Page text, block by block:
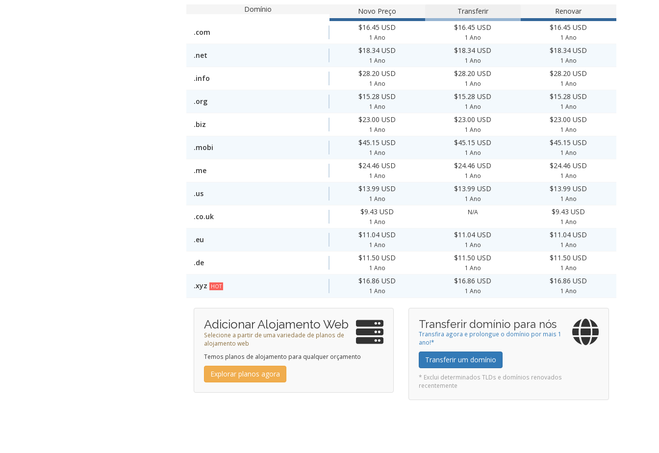
Domínio Novo Preço Transferir Renovar
.com
$16.45 USD
1 Ano
$16.45 USD
1 Ano
$16.45 USD
1 Ano
.net
$18.34 USD
1 Ano
$18.34 USD
1 Ano
$18.34 USD
1 Ano
.info
$28.20 USD
1 Ano
$28.20 USD
1 Ano
$28.20 USD
1 Ano
.org
$15.28 USD
1 Ano
$15.28 USD
1 Ano
$15.28 USD
1 Ano
.biz
$23.00 USD
1 Ano
$23.00 USD
1 Ano
$23.00 USD
1 Ano
.mobi
$45.15 USD
1 Ano
$45.15 USD
1 Ano
$45.15 USD
1 Ano
.me
$24.46 USD
1 Ano
$24.46 USD
1 Ano
$24.46 USD
1 Ano
.us
$13.99 USD
1 Ano
$13.99 USD
1 Ano
$13.99 USD
1 Ano
.co.uk
$9.43 USD
1 Ano
N/A $9.43 USD
1 Ano
.eu
$11.04 USD
1 Ano
$11.04 USD
1 Ano
$11.04 USD
1 Ano
.de
$11.50 USD
1 Ano
$11.50 USD
1 Ano
$11.50 USD
1 Ano
.xyz HOT
$16.86 USD
1 Ano
$16.86 USD
1 Ano
$16.86 USD
1 Ano
Adicionar Alojamento Web
Selecione a partir de uma variedade de planos de
alojamento web
Temos planos de alojamento para qualquer orçamento
Explorar planos agora
Transferir domínio para nós
Transfira agora e prolongue o domínio por mais 1
ano!*
Transferir um domínio
* Exclui determinados TLDs e domínios renovados
recentemente